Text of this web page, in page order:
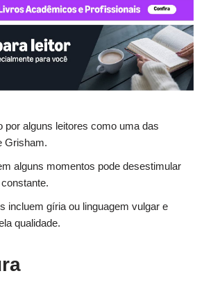
por alguns leitores como uma das
Grisham.
alguns momentos pode desestimular
incluem gíria ou linguagem vulgar e
qualidade.